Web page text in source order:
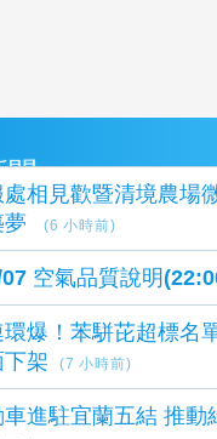
聞
相見歡暨清境農場
(6 小時前)
空氣品質說明
環爆！苯駢芘超標
架
(7 小時前)
蘭五結 推動綠能永續及高齡